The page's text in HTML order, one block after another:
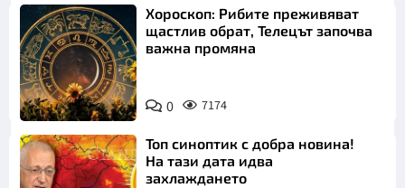
Хороскоп: Рибите преживяват
щастлив обрат, Телецът започва
важна промяна
0 7174
Топ синоптик с добра новина!
На тази дата идва
захлаждането